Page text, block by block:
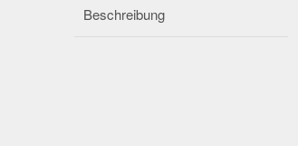
Beschreibung